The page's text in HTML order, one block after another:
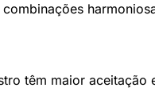
têm maior aceitação